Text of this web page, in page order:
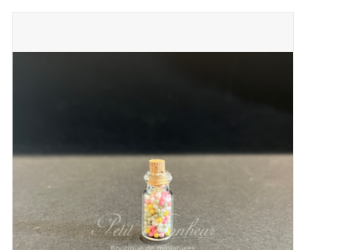
Fournitures bricolage
Bois